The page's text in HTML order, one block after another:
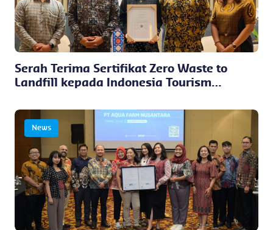
Serah Terima Sertifikat Zero Waste to
Landfill kepada Indonesia Tourism
News